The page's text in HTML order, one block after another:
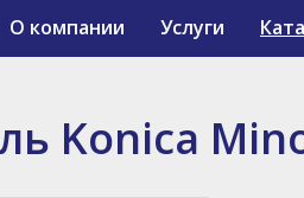
О компании Услуги
Konica